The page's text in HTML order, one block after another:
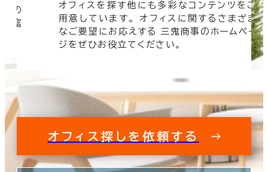
の
豊富
オフィスを探す他にも多彩なコンテンツをご
用意しています。 オフィスに関するさまざま
なご要望にお応えする 三鬼商事のホームペー
ジをぜひお役立てください。
オフィス探しを依頼する